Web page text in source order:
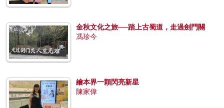
金秋文化之旅──踏上古蜀道，走過劍門關
馮珍今
繪本界一顆閃亮新星
陳家偉